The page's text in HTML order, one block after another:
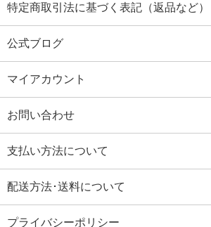
特定商取引法に基づく表記（返品など）
公式ブログ
マイアカウント
お問い合わせ
支払い方法について
配送方法･送料について
プライバシーポリシー